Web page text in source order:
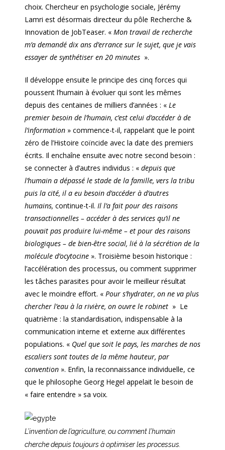
choix. Chercheur en psychologie sociale, Jérémy
Lamri est désormais directeur du pôle Recherche &
Innovation de JobTeaser. « Mon travail de recherche
m’a demandé dix ans d’errance sur le sujet, que je vais
essayer de synthétiser en 20 minutes ».
Il développe ensuite le principe des cinq forces qui
poussent l’humain à évoluer qui sont les mêmes
depuis des centaines de milliers d’années : « Le
premier besoin de l’humain, c’est celui d’accéder à de
l’information » commence-t-il, rappelant que le point
zéro de l’Histoire coïncide avec la date des premiers
écrits. Il enchaîne ensuite avec notre second besoin :
se connecter à d’autres individus : « depuis que
l’humain a dépassé le stade de la famille, vers la tribu
puis la cité, il a eu besoin d’accéder à d’autres
humains, continue-t-il. Il l’a fait pour des raisons
transactionnelles – accéder à des services qu’il ne
pouvait pas produire lui-même – et pour des raisons
biologiques – de bien-être social, lié à la sécrétion de la
molécule d’ocytocine ». Troisième besoin historique :
l’accélération des processus, ou comment supprimer
les tâches parasites pour avoir le meilleur résultat
avec le moindre effort. « Pour s’hydrater, on ne va plus
chercher l’eau à la rivière, on ouvre le robinet » Le
quatrième : la standardisation, indispensable à la
communication interne et externe aux différentes
populations. « Quel que soit le pays, les marches de nos
escaliers sont toutes de la même hauteur, par
convention ». Enfin, la reconnaissance individuelle, ce
que le philosophe Georg Hegel appelait le besoin de
« faire entendre » sa voix.
L’invention de l’agriculture, ou comment l’humain
cherche depuis toujours à optimiser les processus.